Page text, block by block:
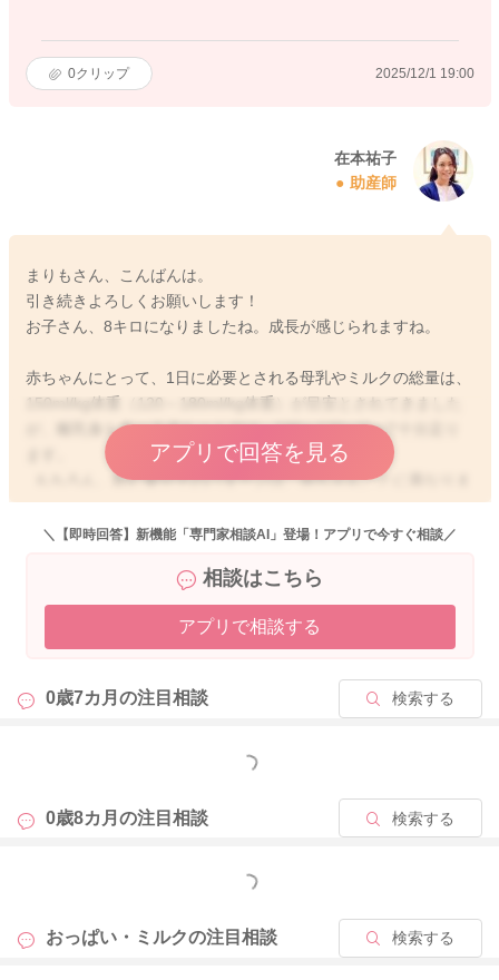
0クリップ 2025/12/1 19:00
在本祐子
助産師
まりもさん、こんばんは。
引き続きよろしくお願いします！
お子さん、8キロになりましたね。成長が感じられますね。
赤ちゃんにとって、1日に必要とされる母乳やミルクの総量は、
150ml/kg体重（120～180ml/kg体重）が目安とされてきました
が、離乳食も食べる赤ちゃんでは、100〜120ml/kgで十分足り
もちろん、飲む量やそのパターンは、赤ちゃんごとに異なりま
す。
0ml飲めていますから問題ないと思います！
今後、さらにミルクが漸減するかもしれませんが、ミルクを頑
張って飲ませるよりは、食べるが好きなお子さんは、どんどん
アプリで回答を見る
＼【即時回答】新機能「専門家相談AI」登場！アプリで今すぐ相談／
相談はこちら
アプリで相談する
0歳7カ月の注目相談 検索する
もっと見る
0歳8カ月の注目相談 検索する
もっと見る
おっぱい・ミルクの注目相談 検索する